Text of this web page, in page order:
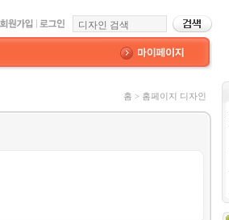
홈 > 홈페이지 디자인